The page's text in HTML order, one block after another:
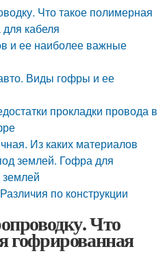
Что такое полимерная
кабеля
и ее наиболее важные
Виды гофры и ее
прокладки провода в
Из каких материалов
землей. Гофра для
землей
по конструкции
Что
гофрированная